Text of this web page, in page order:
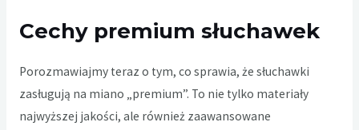
Cechy premium słuchawek
Porozmawiajmy teraz o tym, co sprawia, że słuchawki
zasługują na miano „premium”. To nie tylko materiały
najwyższej jakości, ale również zaawansowane